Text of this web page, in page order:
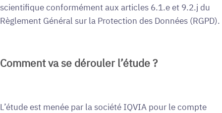
scientifique conformément aux articles 6.1.e et 9.2.j du
Règlement Général sur la Protection des Données (RGPD).
Comment va se dérouler l’étude ?
L’étude est menée par la société IQVIA pour le compte